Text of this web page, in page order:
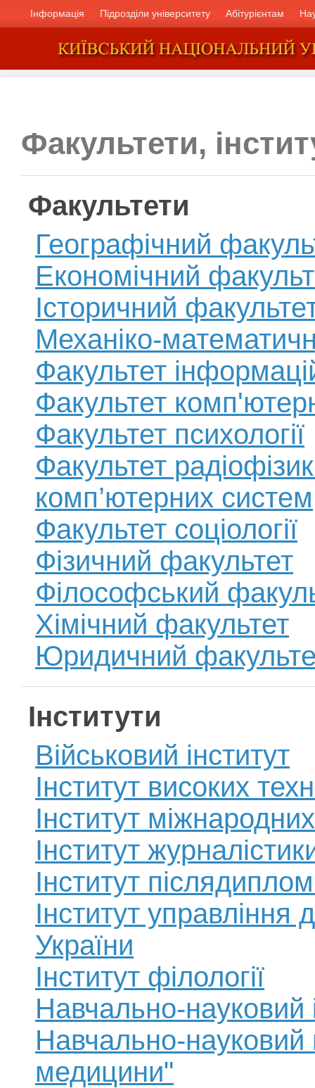
Інформація Підрозділи університету Абітурієнтам
Факультети,
Факультети
Географічний
Економічний
Історичний
Механіко-
Факультет
Факультет
Факультет психології
Факультет
комп’ютерних систем
Факультет соціології
Фізичний факультет
Філософський
Хімічний факультет
Юридичний
Інститути
Військовий інститут
Інститут високих
Інститут
Інститут
Інститут
Iнститут управлiння
України
Інститут філології
Навчально-науковий
Навчально-науковий
медицини"